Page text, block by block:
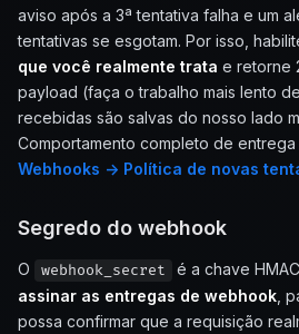
aviso após a 3ª tentativa falha e um
tentativas se esgotam. Por isso,
que você realmente trata e retorne
payload (faça o trabalho mais lento
recebidas são salvas do nosso lado
Comportamento completo de entrega
Webhooks → Política de novas
Segredo do webhook
O webhook_secret
é a chave
assinar as entregas de webhook ,
possa confirmar que a requisição